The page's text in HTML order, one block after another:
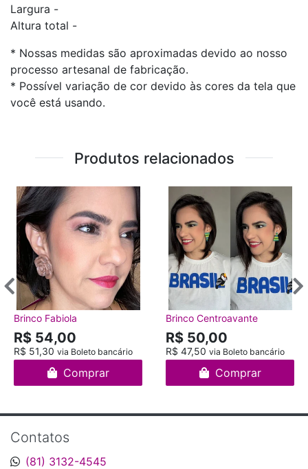
Largura -
Altura total -
* Nossas medidas são aproximadas devido ao nosso
processo artesanal de fabricação.
* Possível variação de cor devido às cores da tela que
você está usando.
Produtos relacionados
Brinco Fabiola
R$ 54,00
R$ 51,30 via Boleto bancário
Comprar
Brinco Centroavante
R$ 50,00
R$ 47,50 via Boleto bancário
Comprar
Contatos
(81) 3132-4545